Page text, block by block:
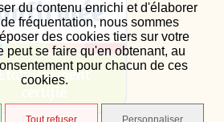
du contenu enrichi et d'élaborer
fréquentation, nous sommes
des cookies tiers sur votre
peut se faire qu'en obtenant, au
pour chacun de ces
cookies.
Tout refuser Personnaliser